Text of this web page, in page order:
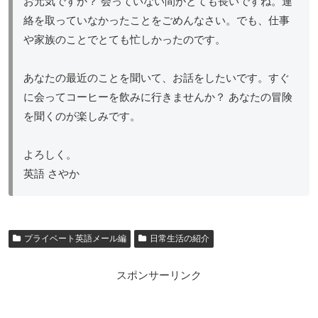
絡を取っていなかったことをごめんなさい。でも、仕事
や家族のことでとても忙しかったのです。
あなたの最近のことを聞いて、お話をしたいです。すぐ
に会ってコーヒーを飲みに行きませんか？ あなたの冒険
を聞くのが楽しみです。
よろしく。
英語 さやか
プライベート英語メール編 日常生活の紹介
スポンサーリンク